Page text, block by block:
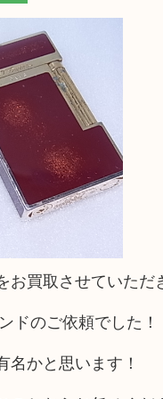
買取させていただ
ドのご依頼でした！
かと思います！